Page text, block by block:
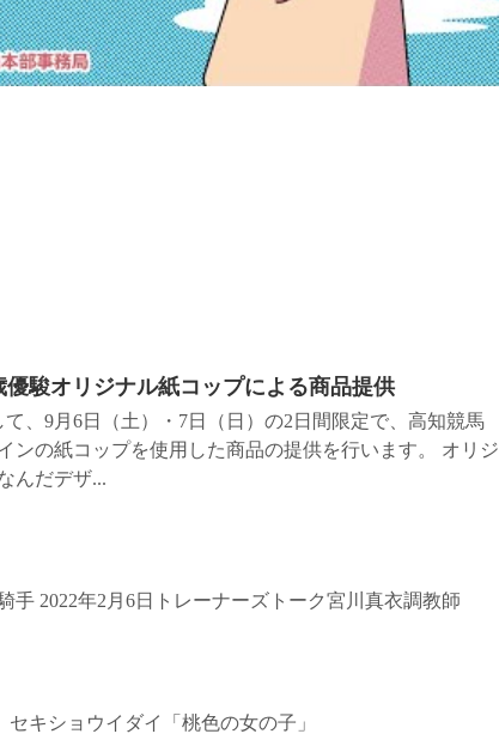
駿オリジナル紙コップによる商品提供
、9月6日（土）・7日（日）の2日間限定で、高知競馬
ンの紙コップを使用した商品の提供を行います。 オリジ
んだデザ...
手 2022年2月6日トレーナーズトーク宮川真衣調教師
キショウイダイ「桃色の女の子」